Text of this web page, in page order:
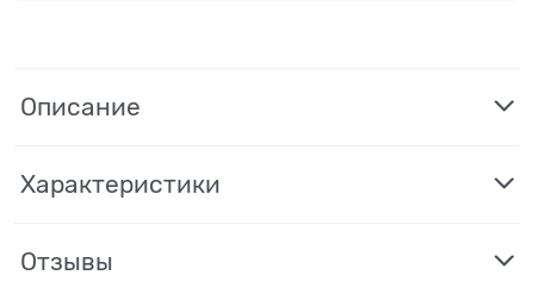
Описание
Характеристики
Отзывы